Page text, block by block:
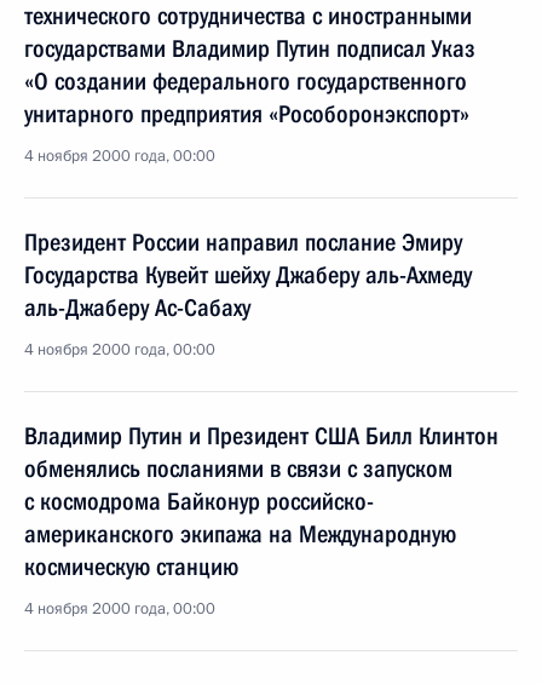
технического сотрудничества с иностранными
государствами Владимир Путин подписал Указ
«О создании федерального государственного
унитарного предприятия «Рособоронэкспорт»
4 ноября 2000 года, 00:00
Президент России направил послание Эмиру
Государства Кувейт шейху Джаберу аль-Ахмеду
аль-Джаберу Ас-Сабаху
4 ноября 2000 года, 00:00
Владимир Путин и Президент США Билл Клинтон
обменялись посланиями в связи с запуском
с космодрома Байконур российско-
американского экипажа на Международную
космическую станцию
4 ноября 2000 года, 00:00